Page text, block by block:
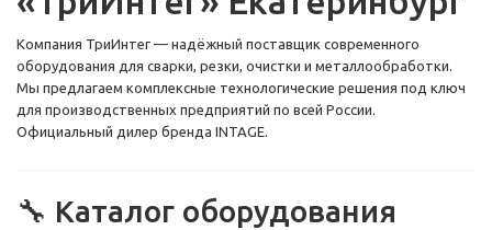
Компания ТриИнтег — надёжный поставщик современного
оборудования для сварки, резки, очистки и металлообработки.
Мы предлагаем комплексные технологические решения под ключ
для производственных предприятий по всей России.
Официальный дилер бренда INTAGE.
🔧 Каталог оборудования